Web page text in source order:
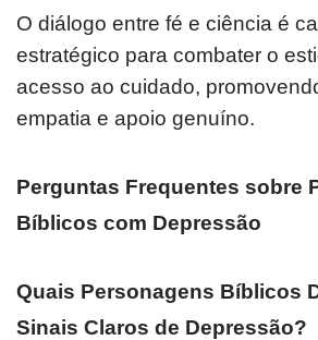
O diálogo entre fé e ciência é
estratégico para combater o
acesso ao cuidado,
empatia e apoio genuíno.
Perguntas Frequentes sobre
Bíblicos com Depressão
Quais Personagens Bíblicos
Sinais Claros de Depressão?